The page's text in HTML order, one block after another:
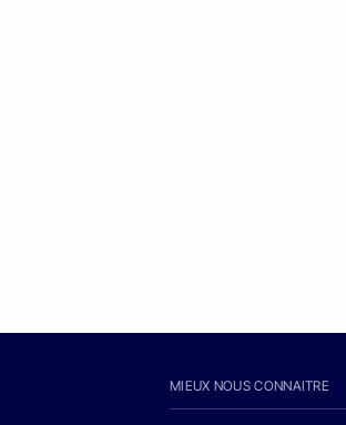
MIEUX NOUS CONNAITRE